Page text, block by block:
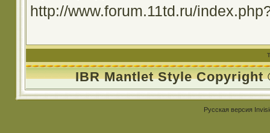
http://www.forum.11td.ru/
IBR Mantlet Style Copyright
Русская версия